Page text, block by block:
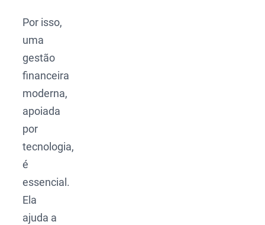
Por isso,
uma
gestão
financeira
moderna,
apoiada
por
tecnologia,
é
essencial.
Ela
ajuda a